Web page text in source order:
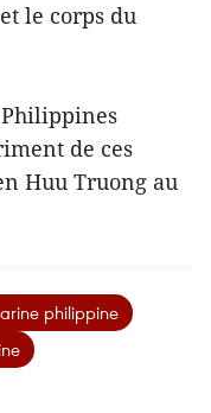
le corps du
de ces
Huu Truong au
philippine